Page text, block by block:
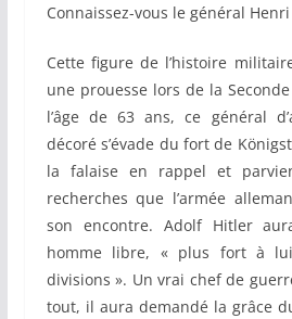
Connaissez-vous le général
Cette figure de l’histoire
une prouesse lors de la
l’âge de 63 ans, ce général
décoré s’évade du fort de
la falaise en rappel et
recherches que l’armée
son encontre. Adolf Hitler
homme libre, « plus fort à
divisions ». Un vrai chef de
tout, il aura demandé la grâce